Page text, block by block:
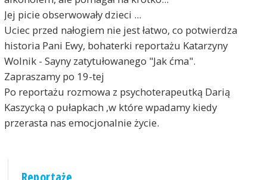
Jej picie obserwowały dzieci ...
Uciec przed nałogiem nie jest łatwo, co potwierdza
historia Pani Ewy, bohaterki reportażu Katarzyny
Wolnik - Sayny zatytułowanego "Jak ćma".
Zapraszamy po 19-tej
Po reportażu rozmowa z psychoterapeutką Darią
Kaszycką o pułapkach ,w które wpadamy kiedy
przerasta nas emocjonalnie życie.